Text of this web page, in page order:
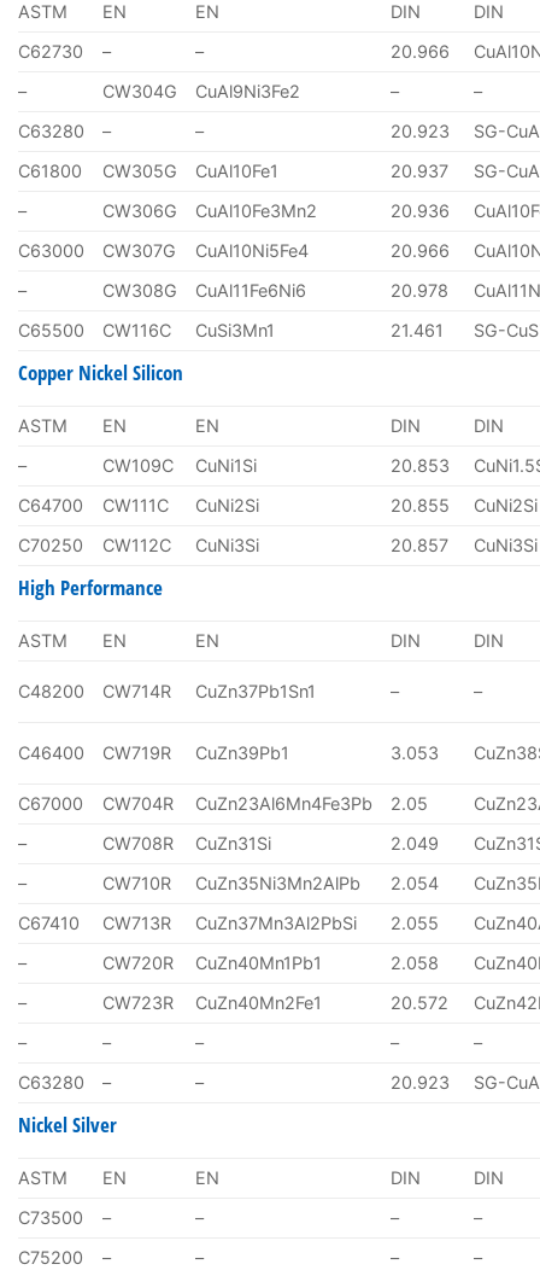
ASTM EN EN DIN
DIN
C62730
– – 20.966
–
CW304G CuAl9Ni3Fe2 –
–
C63280
– – 20.923
SG-
C61800
CW305G CuAl10Fe1 20.937
SG-
–
CW306G CuAl10Fe3Mn2 20.936
C63000
CW307G CuAl10Ni5Fe4 20.966
–
CW308G CuAl11Fe6Ni6 20.978
C65500
CW116C CuSi3Mn1 21.461 SG-
Copper Nickel Silicon
ASTM EN EN DIN
DIN
–
CW109C CuNi1Si 20.853
C64700
CW111C CuNi2Si 20.855
CuNi2Si
C70250
CW112C CuNi3Si 20.857 CuNi3Si
High Performance
ASTM EN EN DIN DIN
C48200 CW714R CuZn37Pb1Sn1 – –
C46400 CW719R CuZn39Pb1 3.053
C67000 CW704R CuZn23Al6Mn4Fe3Pb 2.05
–
CW708R CuZn31Si 2.049
–
CW710R CuZn35Ni3Mn2AlPb 2.054
C67410
CW713R CuZn37Mn3Al2PbSi 2.055
–
CW720R CuZn40Mn1Pb1 2.058
–
CW723R CuZn40Mn2Fe1 20.572
–
– – –
–
C63280
– – 20.923 SG-
Nickel Silver
ASTM EN EN DIN
DIN
C73500
– – –
–
C75200
– – –
–